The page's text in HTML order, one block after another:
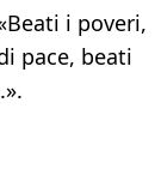
i poveri,
pace, beati